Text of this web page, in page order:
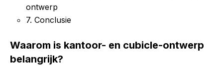
ontwerp
7. Conclusie
Waarom is kantoor- en cubicle-ontwerp
belangrijk?